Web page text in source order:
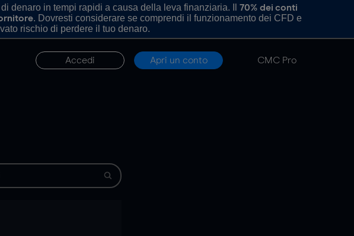
denaro in tempi rapidi a causa della leva finanziaria. Il 70% dei conti
. Dovresti considerare se comprendi il funzionamento dei CFD e
rischio di perdere il tuo denaro.
Accedi Apri un conto CMC Pro